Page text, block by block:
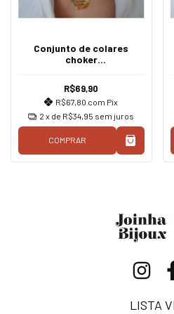
Conjunto de colares
choker
o caminho a verdade e a
vida
R$69,90
R$67,80 com Pix
2 x de R$34,95 sem juros
COMPRAR
LISTA